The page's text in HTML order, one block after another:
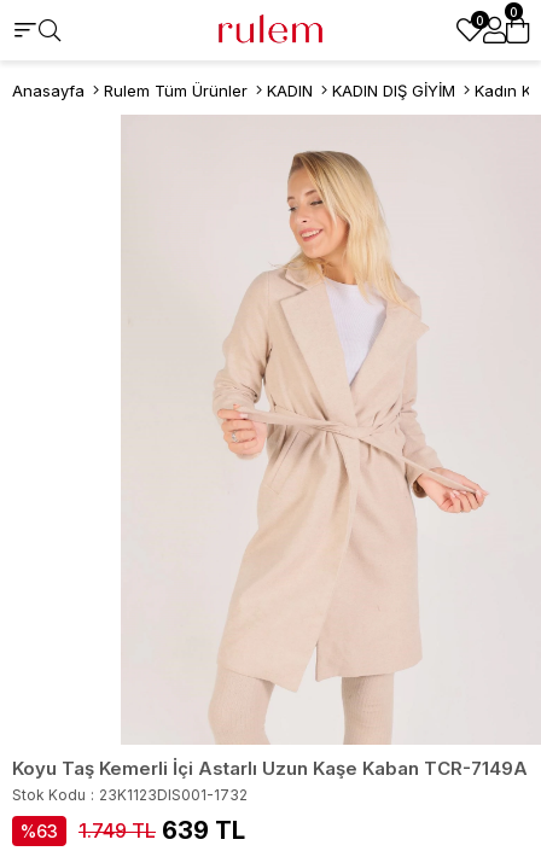
0
0
Anasayfa Rulem Tüm Ürünler KADIN KADIN DIŞ GİYİM Kadın
Koyu Taş Kemerli İçi Astarlı Uzun Kaşe Kaban TCR-7149A
Stok Kodu 23K1123DIS001-1732
63 1.749 TL 639 TL